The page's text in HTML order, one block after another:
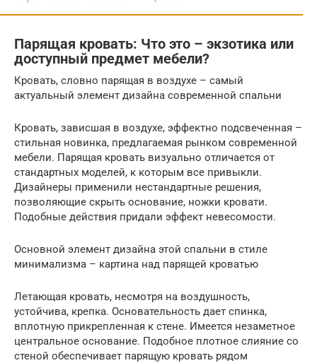
Парящая кровать: Что это – экзотика или
доступный предмет мебели?
Кровать, словно парящая в воздухе – самый
актуальный элемент дизайна современной спальни
Кровать, зависшая в воздухе, эффектно подсвеченная –
стильная новинка, предлагаемая рынком современной
мебели. Парящая кровать визуально отличается от
стандартных моделей, к которым все привыкли.
Дизайнеры применили нестандартные решения,
позволяющие скрыть основание, ножки кровати.
Подобные действия придали эффект невесомости.
Основной элемент дизайна этой спальни в стиле
минимализма – картина над парящей кроватью
Летающая кровать, несмотря на воздушность,
устойчива, крепка. Основательность дает спинка,
вплотную прикрепленная к стене. Имеется незаметное
центральное основание. Подобное плотное слияние со
стеной обеспечивает парящую кровать рядом